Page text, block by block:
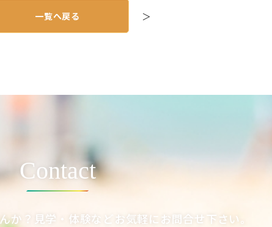
＞
一覧へ戻る
Contact
か？見学・体験などお気軽にお問合せ下さい。